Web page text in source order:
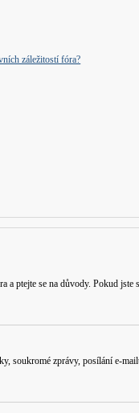
záležitostí fóra?
a ptejte se na důvody. Pokud
soukromé zprávy, posílání e-